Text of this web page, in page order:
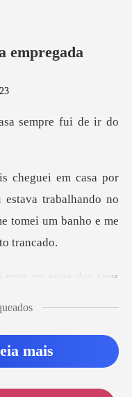
empregada
sempre fui d
estava trabalhando no
uma no auge dos s
mais